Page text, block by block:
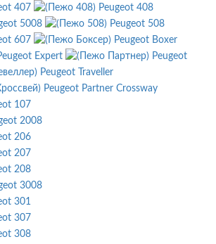
407
Peugeot 408
5008
Peugeot 508
607
Peugeot Boxer
Expert
Peugeot
Peugeot Traveller
Peugeot Partner Crossway
107
2008
206
207
208
3008
301
307
308